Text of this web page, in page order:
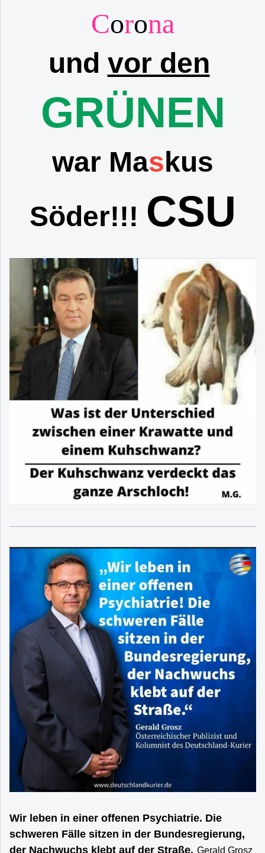
Corona
und vor den
GRÜNEN
war Maskus
Söder!!! CSU
Wir leben in einer offenen Psychiatrie. Die
schweren Fälle sitzen in der Bundesregierung,
der Nachwuchs klebt auf der Straße. Gerald Grosz